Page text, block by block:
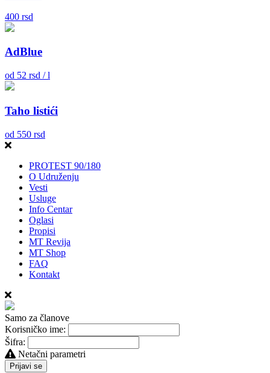
400 rsd
AdBlue
od 52 rsd / l
Taho listići
od 550 rsd
PROTEST 90/180
O Udruženju
Vesti
Usluge
Info Centar
Oglasi
Propisi
MT Revija
MT Shop
FAQ
Kontakt
Samo za članove
Korisničko ime:
Šifra:
Netačni parametri
Prijavi se